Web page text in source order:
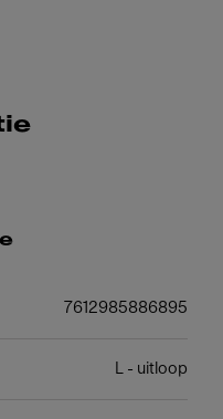
7612985886895
L - uitloop